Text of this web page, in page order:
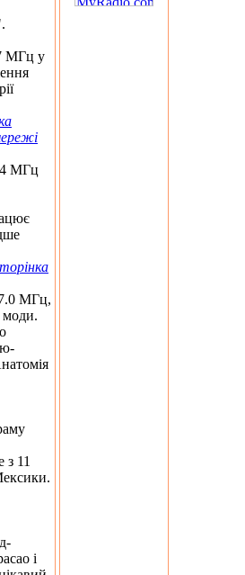
МГц у
МГц
МГц,
моди.
з 11
і